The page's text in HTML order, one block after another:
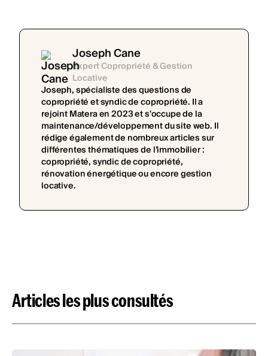
Joseph Cane
Expert Copropriété & Gestion
Locative
Joseph, spécialiste des questions de
copropriété et syndic de copropriété. Il a
rejoint Matera en 2023 et s'occupe de la
maintenance/développement du site web. Il
rédige également de nombreux articles sur
différentes thématiques de l’immobilier :
copropriété, syndic de copropriété,
rénovation énergétique ou encore gestion
locative.
Articles les plus consultés